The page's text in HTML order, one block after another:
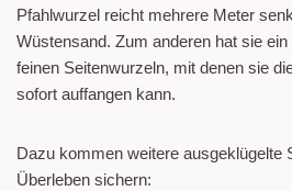
Pfahlwurzel reicht mehrere Meter
Wüstensand. Zum anderen hat sie
feinen Seitenwurzeln, mit denen sie
sofort auffangen kann.
Dazu kommen weitere ausgeklügelte
Überleben sichern: